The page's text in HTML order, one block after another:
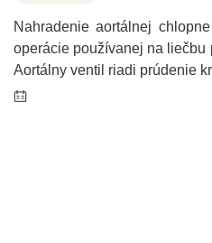
Nahradenie aortálnej
operácie používanej na liečbu
Aortálny ventil riadi prúdenie